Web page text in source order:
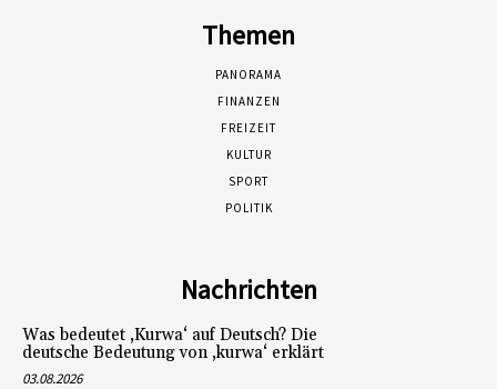
Themen
PANORAMA
FINANZEN
FREIZEIT
KULTUR
SPORT
POLITIK
Nachrichten
Was bedeutet ‚Kurwa‘ auf Deutsch? Die
deutsche Bedeutung von ‚kurwa‘ erklärt
03.08.2026